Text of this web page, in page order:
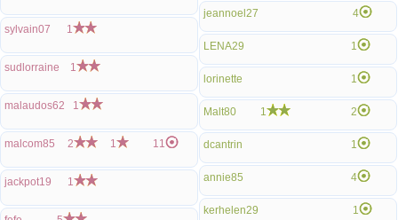
sylvain07 1
sudlorraine 1
malaudos62 1
malcom85 2 1 11
jackpot19 1
jeannoel27 4
LENA29 1
lorinette 1
Malt80 1 2
dcantrin 1
annie85 4
kerhelen29 1